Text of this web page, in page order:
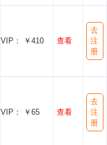
VIP： ￥410 查看
去
注
册
VIP： ￥65 查看
去
注
册